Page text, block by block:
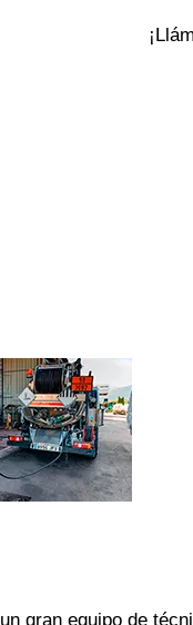
gran equipo de